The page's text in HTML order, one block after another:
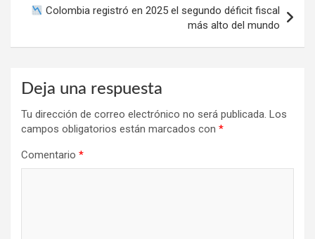
Colombia registró en 2025 el segundo déficit fiscal
más alto del mundo
Deja una respuesta
Tu dirección de correo electrónico no será publicada. Los
campos obligatorios están marcados con *
Comentario *